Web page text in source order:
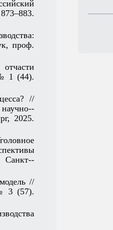
проф.
1 (44).
//
научно-­
2025.
Санкт-­
//
3 (57).